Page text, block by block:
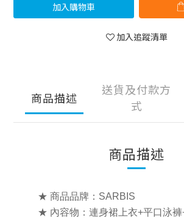
加入購物車
加入追蹤清單
商品描述
送貨及付款方
式
商品描述
★ 商品品牌：SARBIS
★ 內容物：連身裙上衣+平口泳褲